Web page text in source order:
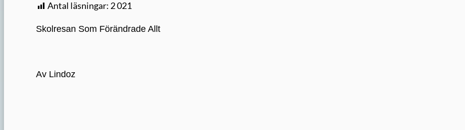
Antal läsningar: 2 021
Skolresan Som Förändrade Allt
Av Lindoz